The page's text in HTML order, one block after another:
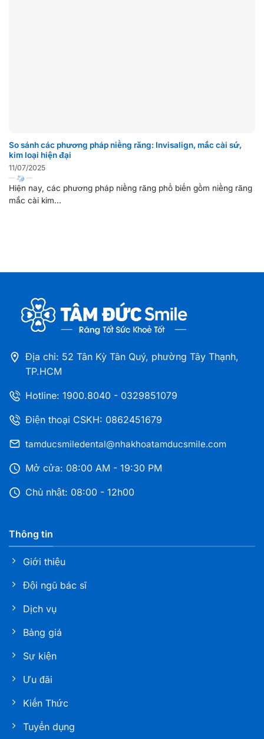
So sánh các phương pháp niềng răng: Invisalign, mắc cài sứ,
kim loại hiện đại
11/07/2025
Hiện nay, các phương pháp niềng răng phổ biến gồm niềng răng
mắc cài kim...
Địa chỉ: 52 Tân Kỳ Tân Quý, phường Tây Thạnh,
TP.HCM
Hotline: 1900.8040 - 0329851079
Điện thoại CSKH: 0862451679
tamducsmiledental@nhakhoatamducsmile.com
Mở cửa: 08:00 AM - 19:30 PM
Chủ nhật: 08:00 - 12h00
Thông tin
Giới thiệu
Đội ngũ bác sĩ
Dịch vụ
Bảng giá
Sự kiện
Ưu đãi
Kiến Thức
Tuyển dụng